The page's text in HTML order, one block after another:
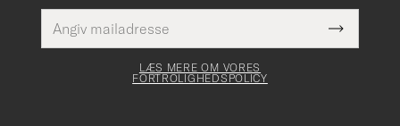
mailadresse
Dette
felt skal
Submit
Newsletter
LÆS MERE OM VORES
FORTROLIGHEDSPOLICY